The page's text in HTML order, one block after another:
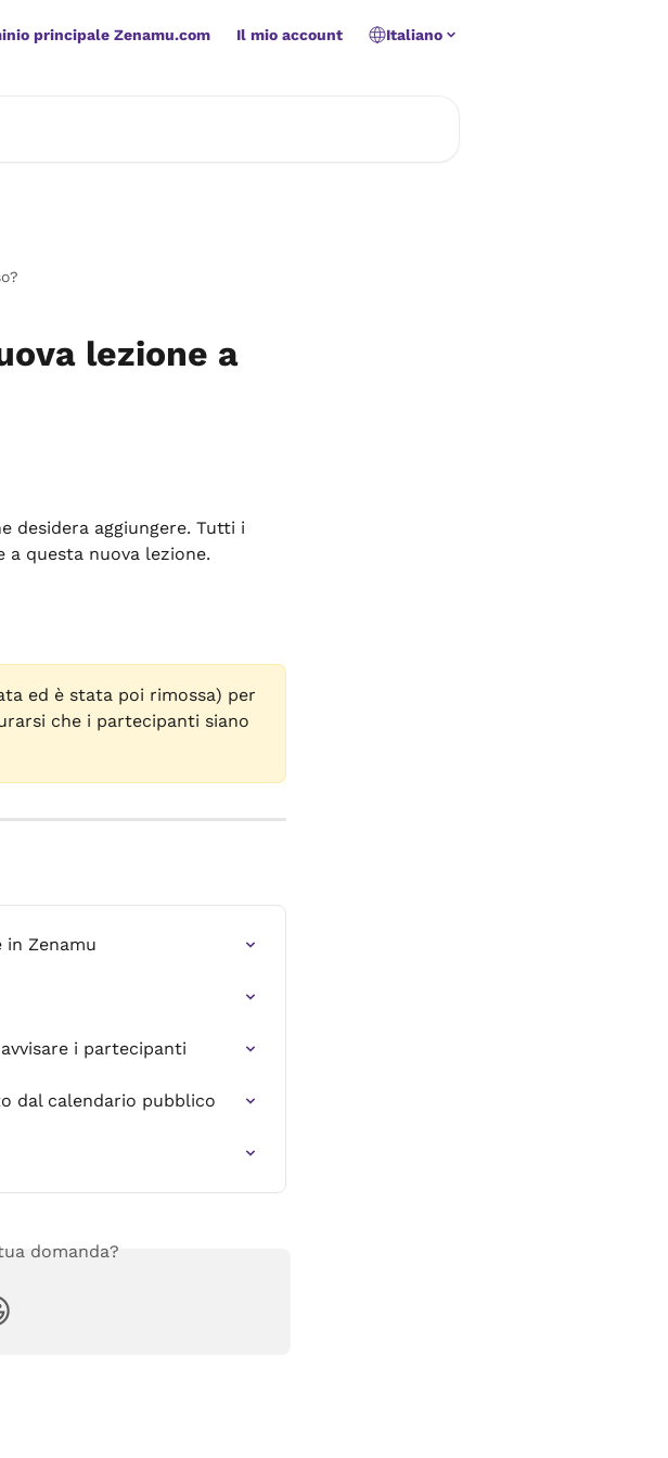
principale Zenamu.com Il mio account Italiano
lezione a
desidera aggiungere. Tutti i
questa nuova lezione.
ed è stata poi rimossa) per
che i partecipanti siano
Zenamu
i partecipanti
dal calendario pubblico
domanda?